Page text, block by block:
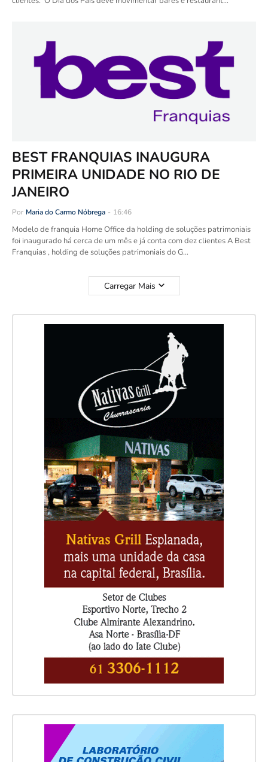
BEST FRANQUIAS INAUGURA
PRIMEIRA UNIDADE NO RIO DE
JANEIRO
Por Maria do Carmo Nóbrega - 16:46
Modelo de franquia Home Office da holding de soluções patrimoniais
foi inaugurado há cerca de um mês e já conta com dez clientes A Best
Franquias , holding de soluções patrimoniais do G…
Carregar Mais